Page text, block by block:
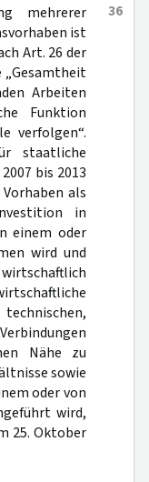
36
mehrerer
ist
Art. 26 der
„Gesamtheit
Arbeiten
Funktion
verfolgen“.
staatliche
bis 2013
als
in
einem oder
wird und
Nähe zu
sowie
oder von
wird,
25. Oktober